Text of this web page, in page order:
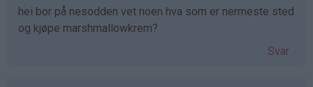
hei bor på nesodden vet noen hva som er nermeste sted
og kjøpe marshmallowkrem?
Svar